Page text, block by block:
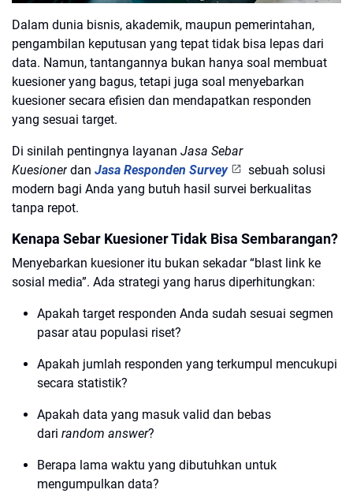
Dalam dunia bisnis, akademik, maupun pemerintahan,
pengambilan keputusan yang tepat tidak bisa lepas dari
data. Namun, tantangannya bukan hanya soal membuat
kuesioner yang bagus, tetapi juga soal menyebarkan
kuesioner secara efisien dan mendapatkan responden
yang sesuai target.
Di sinilah pentingnya layanan Jasa Sebar
Kuesioner dan Jasa Responden Survey
sebuah solusi
modern bagi Anda yang butuh hasil survei berkualitas
tanpa repot.
Kenapa Sebar Kuesioner Tidak Bisa Sembarangan?
Menyebarkan kuesioner itu bukan sekadar “blast link ke
sosial media”. Ada strategi yang harus diperhitungkan:
Apakah target responden Anda sudah sesuai segmen
pasar atau populasi riset?
Apakah jumlah responden yang terkumpul mencukupi
secara statistik?
Apakah data yang masuk valid dan bebas
dari random answer?
Berapa lama waktu yang dibutuhkan untuk
mengumpulkan data?